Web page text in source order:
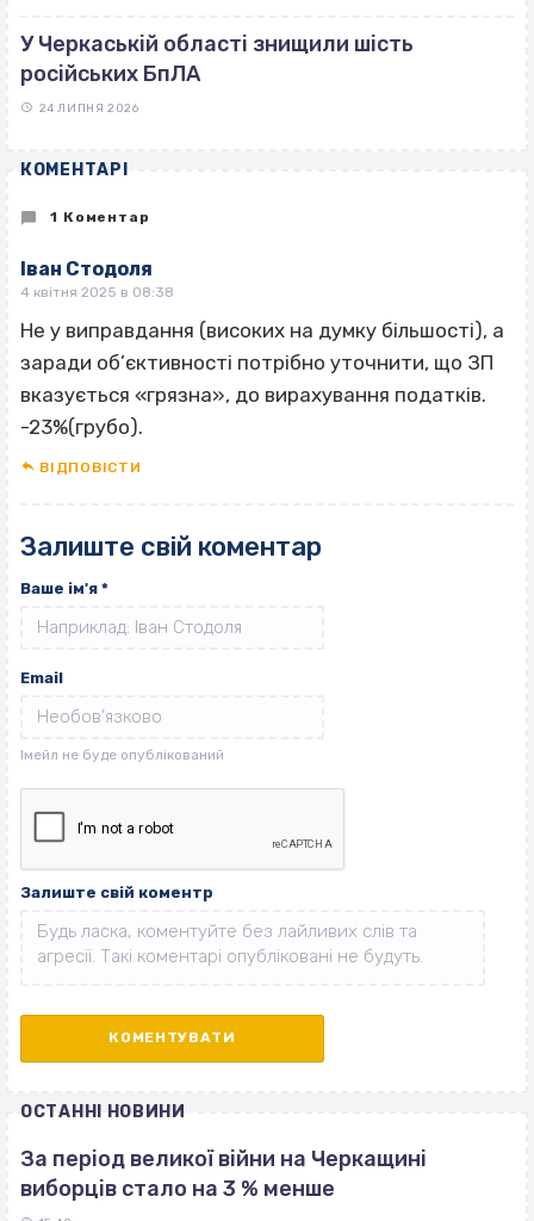
У Черкаській області знищили шість
російських БпЛА
24 ЛИПНЯ 2026
КОМЕНТАРІ
1 Коментар
Іван Стодоля
4 квітня 2025 в 08:38
Не у виправдання (високих на думку більшості), а
заради об’єктивності потрібно уточнити, що ЗП
вказується «грязна», до вирахування податків.
-23%(грубо).
ВІДПОВІCТИ
Залиште свій коментар
Ваше ім'я *
Email
Залиште свій коментр
ОСТАННІ НОВИНИ
За період великої війни на Черкащині
виборців стало на 3 % менше